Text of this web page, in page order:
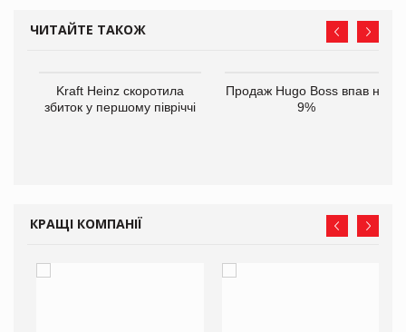
ЧИТАЙТЕ ТАКОЖ
Kraft Heinz скоротила
збиток у першому півріччі
Продаж Hugo Boss впав на
9%
КРАЩІ КОМПАНІЇ